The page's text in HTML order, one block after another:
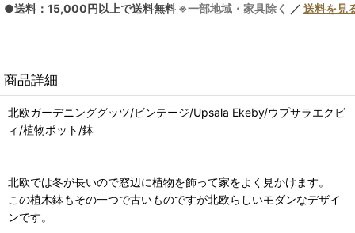
●送料：15,000円以上で送料無料 ※一部地域・家具除く ／ 送料を見
商品詳細
北欧ガーデニンググッツ/ビンテージ/Upsala Ekeby/ウプサラエクビ
ィ/植物ポット/鉢
北欧では冬が長いので窓辺に植物を飾って家をよく見かけます。
この植木鉢もその一つで古いものですが北欧らしいモダンなデザイ
ンです。